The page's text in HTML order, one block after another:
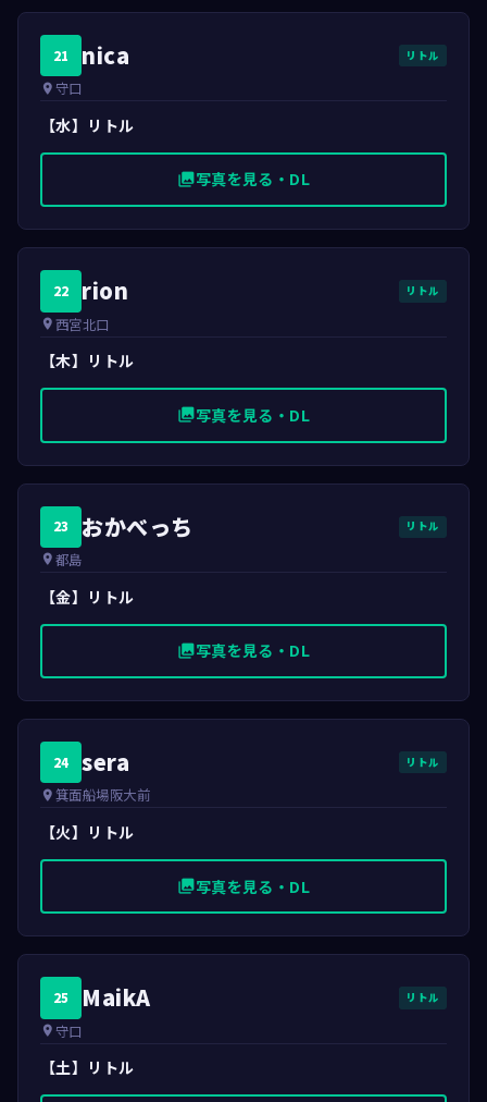
21 nica リトル
place 守口
【水】リトル
photo_library写真を見る・DL
22 rion リトル
place 西宮北口
【木】リトル
photo_library写真を見る・DL
23 おかべっち リトル
place 都島
【金】リトル
photo_library写真を見る・DL
24 sera リトル
place 箕面船場阪大前
【火】リトル
photo_library写真を見る・DL
25 MaikA リトル
place 守口
【土】リトル